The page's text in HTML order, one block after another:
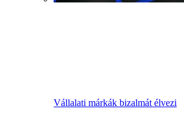
Vállalati márkák bizalmát élvezi